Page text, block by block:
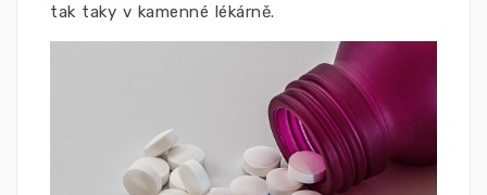
tak taky v kamenné lékárně.